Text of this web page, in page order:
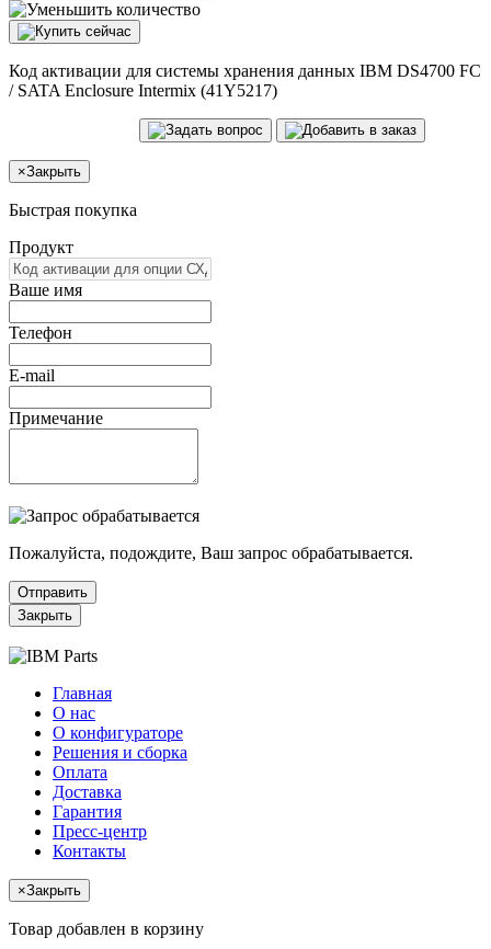
Код активации для системы хранения данных IBM DS4700 FC
/ SATA Enclosure Intermix (41Y5217)
×Закрыть
Быстрая покупка
Продукт
Ваше имя
Телефон
E-mail
Примечание
Пожалуйста, подождите, Ваш запрос обрабатывается.
Отправить
Закрыть
Главная
О нас
О конфигураторе
Решения и сборка
Оплата
Доставка
Гарантия
Пресс-центр
Контакты
×Закрыть
Товар добавлен в корзину